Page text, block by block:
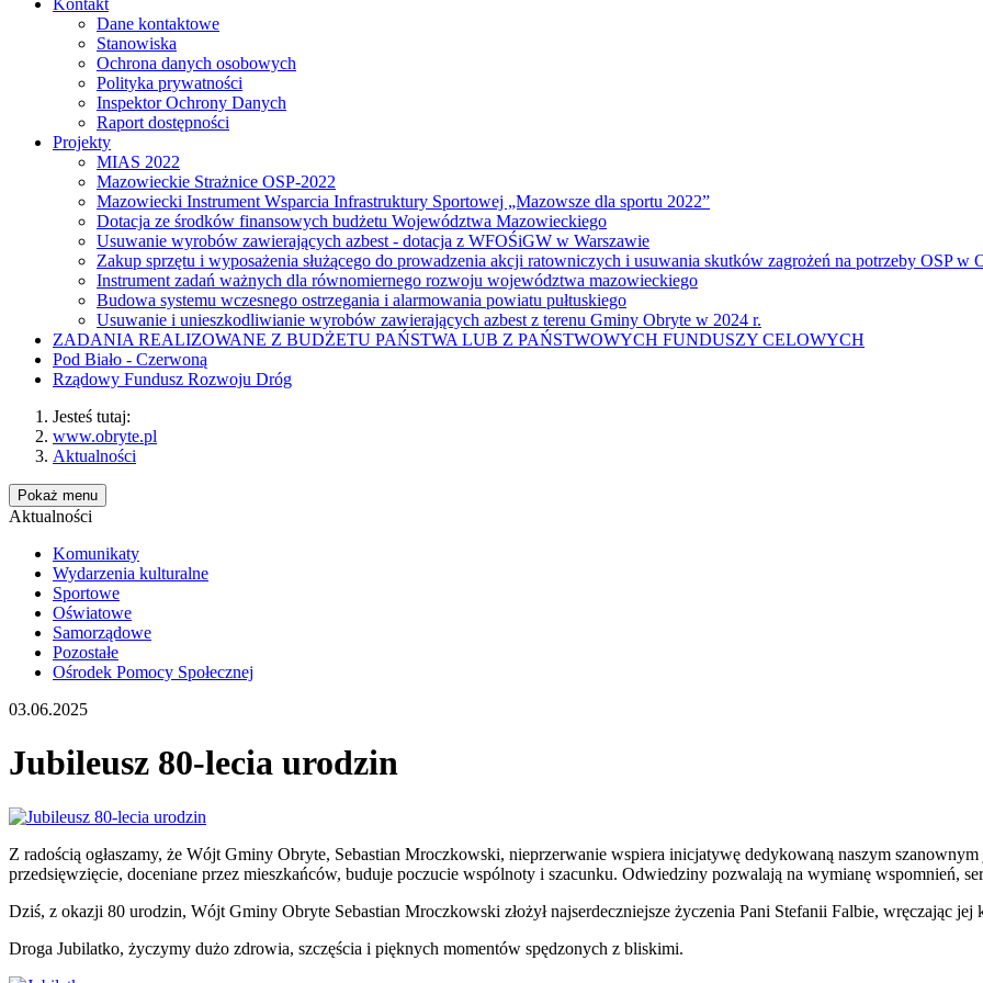
Kontakt
Dane kontaktowe
Stanowiska
Ochrona danych osobowych
Polityka prywatności
Inspektor Ochrony Danych
Raport dostępności
Projekty
MIAS 2022
Mazowieckie Strażnice OSP-2022
Mazowiecki Instrument Wsparcia Infrastruktury Sportowej „Mazowsze dla sportu 2022”
Dotacja ze środków finansowych budżetu Województwa Mazowieckiego
Usuwanie wyrobów zawierających azbest - dotacja z WFOŚiGW w Warszawie
Zakup sprzętu i wyposażenia służącego do prowadzenia akcji ratowniczych i usuwania skutków zagrożeń na potrzeby OSP w
Instrument zadań ważnych dla równomiernego rozwoju województwa mazowieckiego
Budowa systemu wczesnego ostrzegania i alarmowania powiatu pułtuskiego
Usuwanie i unieszkodliwianie wyrobów zawierających azbest z terenu Gminy Obryte w 2024 r.
ZADANIA REALIZOWANE Z BUDŻETU PAŃSTWA LUB Z PAŃSTWOWYCH FUNDUSZY CELOWYCH
Pod Biało - Czerwoną
Rządowy Fundusz Rozwoju Dróg
Jesteś tutaj:
www.obryte.pl
Aktualności
Pokaż menu
Aktualności
Komunikaty
Wydarzenia kulturalne
Sportowe
Oświatowe
Samorządowe
Pozostałe
Ośrodek Pomocy Społecznej
03.06.2025
Jubileusz 80-lecia urodzin
Z radością ogłaszamy, że Wójt Gminy Obryte, Sebastian Mroczkowski, nieprzerwanie wspiera inicjatywę dedykowaną naszym
przedsięwzięcie, doceniane przez mieszkańców, buduje poczucie wspólnoty i szacunku. Odwiedziny pozwalają na wymianę wspomnień,
Dziś, z okazji 80 urodzin, Wójt Gminy Obryte Sebastian Mroczkowski złożył najserdeczniejsze życzenia Pani Stefanii Falbie, wręczając jej
Droga Jubilatko, życzymy dużo zdrowia, szczęścia i pięknych momentów spędzonych z bliskimi.